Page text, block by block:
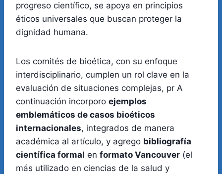
progreso científico, se apoya en principios
éticos universales que buscan proteger la
dignidad humana.
Los comités de bioética, con su enfoque
interdisciplinario, cumplen un rol clave en la
evaluación de situaciones complejas, pr A
continuación incorporo ejemplos
emblemáticos de casos bioéticos
internacionales, integrados de manera
académica al artículo, y agrego bibliografía
científica formal en formato Vancouver (el
más utilizado en ciencias de la salud y